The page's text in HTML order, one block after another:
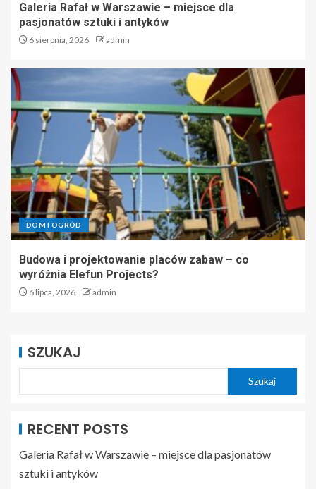
Galeria Rafał w Warszawie – miejsce dla
pasjonatów sztuki i antyków
6 sierpnia, 2026 admin
DOM I OGRÓD
Budowa i projektowanie placów zabaw – co
wyróżnia Elefun Projects?
6 lipca, 2026 admin
SZUKAJ
Szukaj
RECENT POSTS
Galeria Rafał w Warszawie – miejsce dla pasjonatów
sztuki i antyków